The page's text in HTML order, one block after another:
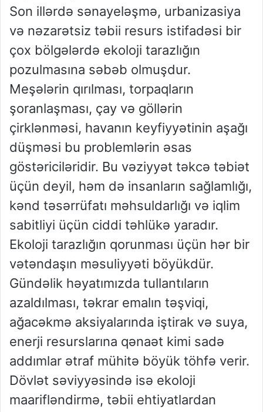
Son illərdə sənayeləşmə, urbanizasiya
və nəzarətsiz təbii resurs istifadəsi bir
çox bölgələrdə ekoloji tarazlığın
pozulmasına səbəb olmuşdur.
Meşələrin qırılması, torpaqların
şoranlaşması, çay və göllərin
çirklənməsi, havanın keyfiyyətinin aşağı
düşməsi bu problemlərin əsas
göstəriciləridir. Bu vəziyyət təkcə təbiət
üçün deyil, həm də insanların sağlamlığı,
kənd təsərrüfatı məhsuldarlığı və iqlim
sabitliyi üçün ciddi təhlükə yaradır.
Ekoloji tarazlığın qorunması üçün hər bir
vətəndaşın məsuliyyəti böyükdür.
Gündəlik həyatımızda tullantıların
azaldılması, təkrar emalın təşviqi,
ağacəkmə aksiyalarında iştirak və suya,
enerji resurslarına qənaət kimi sadə
addımlar ətraf mühitə böyük töhfə verir.
Dövlət səviyyəsində isə ekoloji
maarifləndirmə, təbii ehtiyatlardan